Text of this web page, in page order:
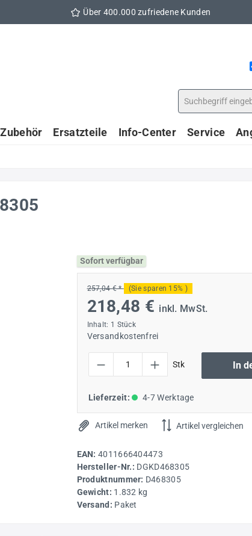
Über 400.000 zufriedene Kunden
Zubehör Ersatzteile Info-Center Service
Sofort verfügbar
257,04 € * (Sie sparen 15% )
218,48 € inkl. MwSt.
Inhalt: 1 Stück
Versandkostenfrei
Stk In
Lieferzeit: 4-7 Werktage
Artikel merken Artikel vergleichen
EAN: 4011666404473
Hersteller-Nr.: DGKD468305
Produktnummer: D468305
Gewicht: 1.832 kg
Versand: Paket